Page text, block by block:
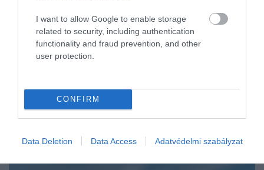
I want to allow Google to enable storage
related to security, including authentication
functionality and fraud prevention, and other
user protection.
CONFIRM
Data Deletion Data Access Adatvédelmi szabályzat